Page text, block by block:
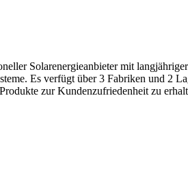
Solarenergieanbieter mit
Es verfügt über 3 Fabriken und 2
zur Kundenzufriedenheit zu